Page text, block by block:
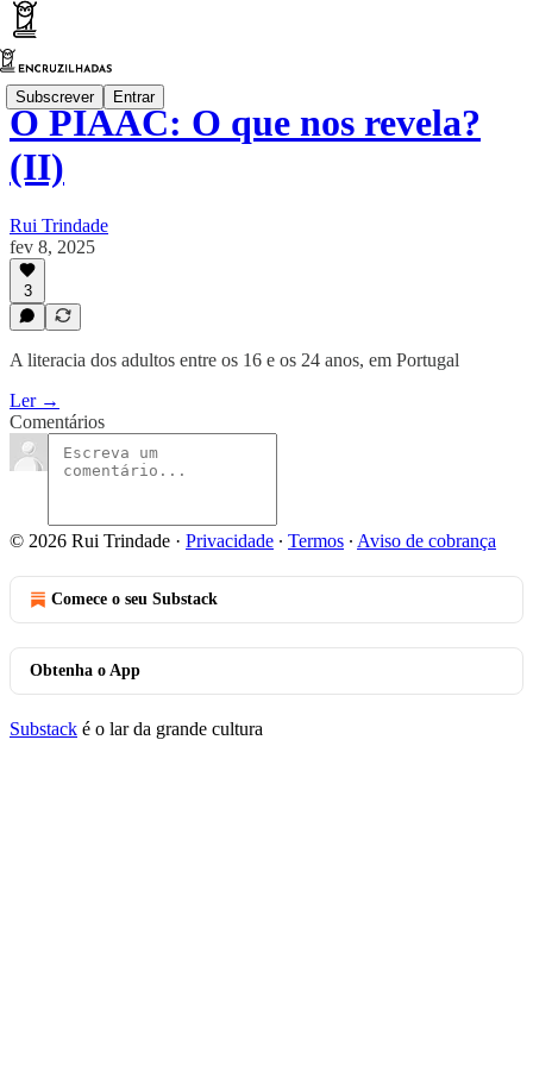
Subscrever Entrar
O PIAAC: O que nos revela?
(II)
Rui Trindade
fev 8, 2025
3
A literacia dos adultos entre os 16 e os 24 anos, em Portugal
Ler →
Comentários
© 2026 Rui Trindade · Privacidade ∙ Termos ∙ Aviso de cobrança
Comece o seu Substack
Obtenha o App
Substack é o lar da grande cultura